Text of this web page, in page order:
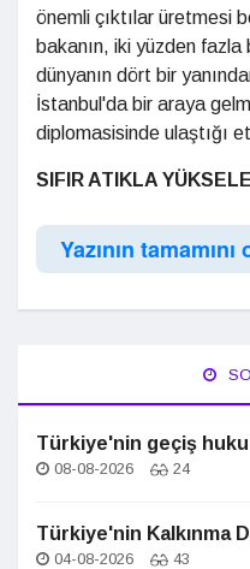
önemli çıktılar üretmesi
bakanın, iki yüzden fazla
dünyanın dört bir
İstanbul'da bir araya
diplomasisinde ulaştığı
SIFIR ATIKLA
Yazının
Türkiye'nin geçiş
08-08-2026 24
Türkiye'nin Kalkınma
04-08-2026 43